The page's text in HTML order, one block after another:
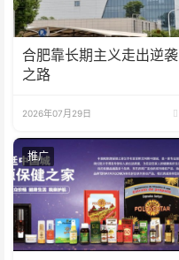
合肥靠长期主义走出逆袭
之路
2026年07月29日
推广